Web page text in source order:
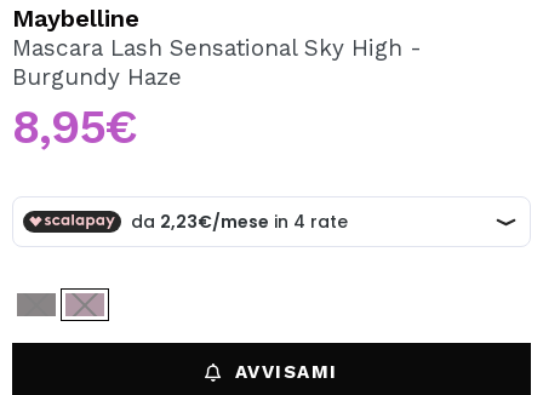
Creando un account su Maquibeauty.it potrai fare i tuoi
acquisti velocemente, controllare lo stato dei tuoi ordini e
Maybelline
Mascara Lash Sensational Sky High -
Burgundy Haze
8,95€
AVVISAMI